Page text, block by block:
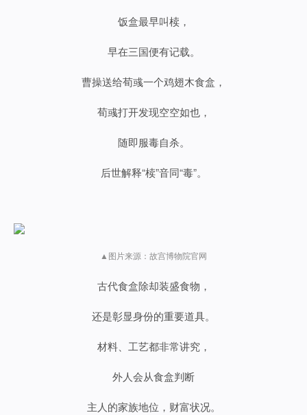
饭盒最早叫椟，
早在三国便有记载。
曹操送给荀彧一个鸡翅木食盒，
荀彧打开发现空空如也，
随即服毒自杀。
后世解释“椟”音同“毒”。
▲图片来源：故宫博物院官网
古代食盒除却装盛食物，
还是彰显身份的重要道具。
材料、工艺都非常讲究，
外人会从食盒判断
主人的家族地位，财富状况。